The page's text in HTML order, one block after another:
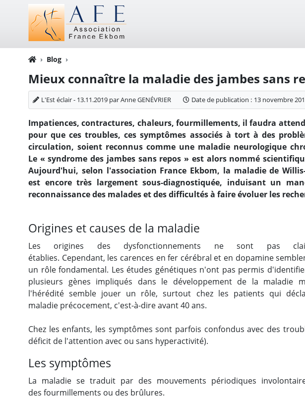
Blog
Mieux connaître la maladie des jambes sans
L'Est éclair - 13.11.2019 par Anne GENÉVRIER Date de publication : 13 novembre
Impatiences, contractures, chaleurs, fourmillements, il faudra
pour que ces troubles, ces symptômes associés à tort à des
circulation, soient reconnus comme une maladie neurologique
Le « syndrome des jambes sans repos » est alors nommé
Aujourd'hui, selon l'association France Ekbom, la maladie de
est encore très largement sous-diagnostiquée, induisant un
reconnaissance des malades et des difficultés à faire évoluer les
Origines et causes de la maladie
Les origines des dysfonctionnements ne sont pas
établies. Cependant, les carences en fer cérébral et en dopamine
un rôle fondamental. Les études génétiques n'ont pas permis
plusieurs gènes impliqués dans le développement de la maladie
l'hérédité semble jouer un rôle, surtout chez les patients qui
maladie précocement, c'est-à-dire avant 40 ans.
Chez les enfants, les symptômes sont parfois confondus avec des
déficit de l'attention avec ou sans hyperactivité).
Les symptômes
La maladie se traduit par des mouvements périodiques
des fourmillements ou des brûlures.